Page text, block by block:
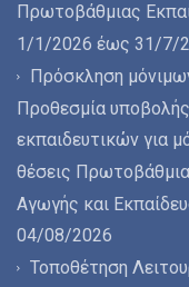
Πρωτοβάθμιας
1/1/2026 έως 31/7/
Πρόσκληση
Προθεσμία
εκπαιδευτικών για
θέσεις
Αγωγής και
04/08/2026
Τοποθέτηση